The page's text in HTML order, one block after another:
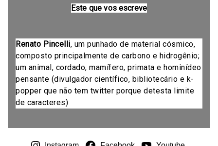
Este que vos escreve
Renato Pincelli, um punhado de material cósmico,
composto principalmente de carbono e hidrogênio;
um animal, cordado, mamífero, primata e hominídeo
pensante (divulgador científico, bibliotecário e k-
popper que não tem twitter porque detesta limite
de caracteres)